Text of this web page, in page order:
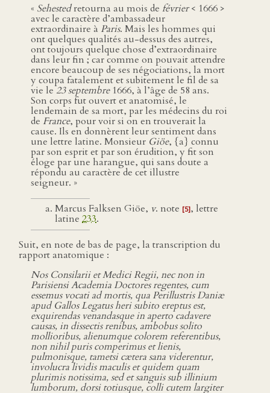
« Sehestedretourna au mois de février< 1666 >
avec le caractère d’ambassadeur
extraordinaire à Paris. Mais les hommes qui
ont quelques qualités au-dessus des autres,
ont toujours quelque chose d’extraordinaire
dans leur fin ; car comme on pouvait attendre
encore beaucoup de ses négociations, la mort
y coupa fatalement et subitement le fil de sa
vie le23 septembre1666, à l’âge de 58 ans.
Son corps fut ouvert et anatomisé, le
lendemain de sa mort, par les médecins du roi
de France, pour voir si on en trouverait la
cause. Ils en donnèrent leur sentiment dans
une lettre latine. Monsieur Giöe, {a} connu
par son esprit et par son érudition, y fit son
éloge par une harangue, qui sans doute a
répondu au caractère de cet illustre
seigneur. »
Marcus Falksen Giöe, v. note [5], lettre
latine 233.
Suit, en note de bas de page, la transcription du
rapport anatomique :
Nos Consilarii et Medici Regii, nec non in
Parisiensi Academia Doctores regentes, cum
essemus vocati ad mortis, qua Perillustris Daniæ
apud Gallos Legatus heri subito ereptus est,
exquirendas venandasque in aperto cadavere
causas, in dissectis renibus, ambobus solito
mollioribus, alienumque colorem referentibus,
non nihil puris comperimus et lienis,
pulmonisque, tametsi cætera sana viderentur,
involucra lividis maculis et quidem quam
plurimis notissima, sed et sanguis sub illinium
lumborum, dorsi totiusque, colli cutem largiter